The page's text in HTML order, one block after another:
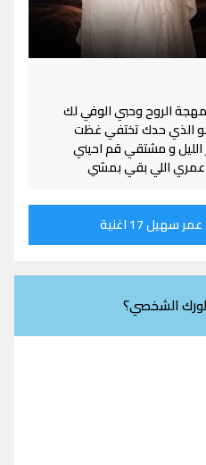
الروح وحبي الوفي لك
الذي حدك تختفي غظت
الليل و مشتقي قم احيني
عمري اللي بقي بمشي
17 اغنية
الشخصي؟